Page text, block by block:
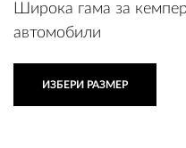
Широка гама за
автомобили
ИЗБЕРИ РАЗМЕР